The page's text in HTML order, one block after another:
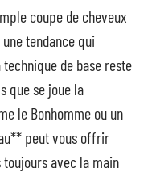
coupe de cheveux
tendance qui
de base reste
que se joue la
le Bonhomme ou un
peut vous offrir
avec la main